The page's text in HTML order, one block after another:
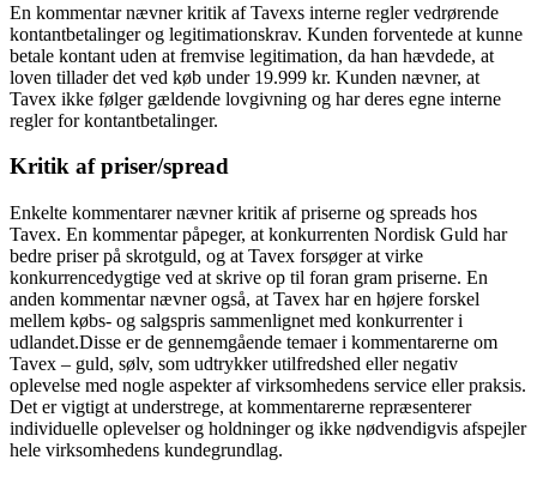
En kommentar nævner kritik af Tavexs interne regler vedrørende
kontantbetalinger og legitimationskrav. Kunden forventede at kunne
betale kontant uden at fremvise legitimation, da han hævdede, at
loven tillader det ved køb under 19.999 kr. Kunden nævner, at
Tavex ikke følger gældende lovgivning og har deres egne interne
regler for kontantbetalinger.
Kritik af priser/spread
Enkelte kommentarer nævner kritik af priserne og spreads hos
Tavex. En kommentar påpeger, at konkurrenten Nordisk Guld har
bedre priser på skrotguld, og at Tavex forsøger at virke
konkurrencedygtige ved at skrive op til foran gram priserne. En
anden kommentar nævner også, at Tavex har en højere forskel
mellem købs- og salgspris sammenlignet med konkurrenter i
udlandet.Disse er de gennemgående temaer i kommentarerne om
Tavex – guld, sølv, som udtrykker utilfredshed eller negativ
oplevelse med nogle aspekter af virksomhedens service eller praksis.
Det er vigtigt at understrege, at kommentarerne repræsenterer
individuelle oplevelser og holdninger og ikke nødvendigvis afspejler
hele virksomhedens kundegrundlag.